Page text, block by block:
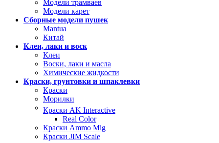
Модели трамваев
Модели карет
Сборные модели пушек
Mantua
Китай
Клеи, лаки и воск
Клеи
Воски, лаки и масла
Химические жидкости
Краски, грунтовки и шпаклевки
Краски
Морилки
Краски AK Interactive
Real Color
Краски Ammo Mig
Краски JIM Scale